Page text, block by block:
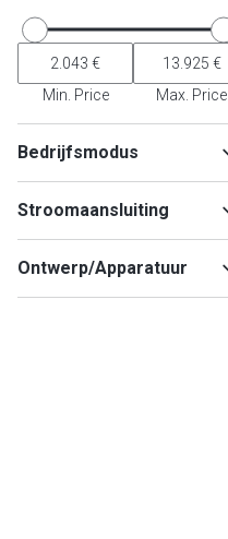
Min. Price Max. Price
Bedrijfsmodus
Gas(5)
Stroomaansluiting
Ontwerp/Apparatuur